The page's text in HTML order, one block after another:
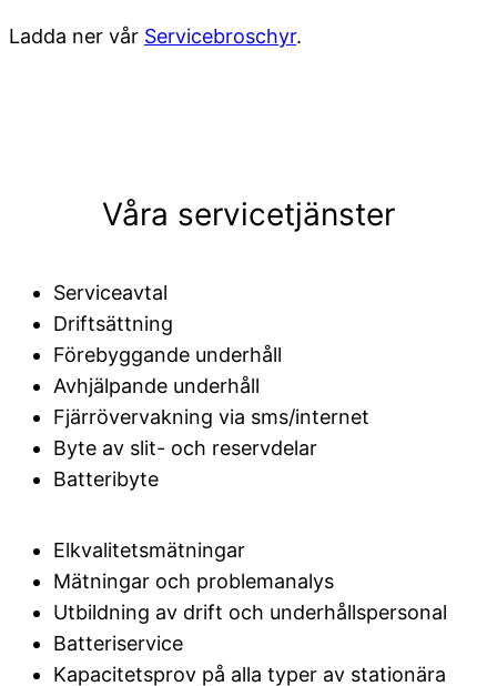
Ladda ner vår Servicebroschyr.
Våra servicetjänster
Serviceavtal
Driftsättning
Förebyggande underhåll
Avhjälpande underhåll
Fjärrövervakning via sms/internet
Byte av slit- och reservdelar
Batteribyte
Elkvalitetsmätningar
Mätningar och problemanalys
Utbildning av drift och underhållspersonal
Batteriservice
Kapacitetsprov på alla typer av stationära